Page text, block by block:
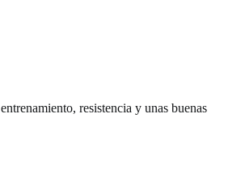
resistencia y unas buenas